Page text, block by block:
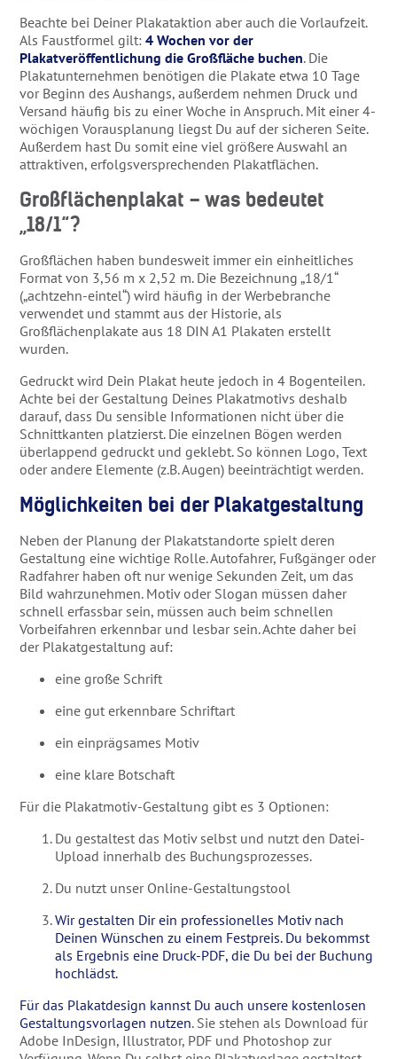
Beachte bei Deiner Plakataktion aber auch die Vorlaufzeit.
Als Faustformel gilt:4 Wochen vor der
Plakatveröffentlichung die Großfläche buchen. Die
Plakatunternehmen benötigen die Plakate etwa 10 Tage
vor Beginn des Aushangs, außerdem nehmen Druck und
Versand häufig bis zu einer Woche in Anspruch. Mit einer 4-
wöchigen Vorausplanung liegst Du auf der sicheren Seite.
Außerdem hast Du somit eine viel größere Auswahl an
attraktiven, erfolgsversprechenden Plakatflächen.
Großflächenplakat – was bedeutet
„18/1“?
Großflächen haben bundesweit immer ein einheitliches
Format von 3,56 m x 2,52 m. Die Bezeichnung „18/1“
(„achtzehn-eintel“) wird häufig in der Werbebranche
verwendet und stammt aus der Historie, als
Großflächenplakate aus 18 DIN A1 Plakaten erstellt
wurden.
Gedruckt wird Dein Plakat heute jedoch in 4 Bogenteilen.
Achte bei der Gestaltung Deines Plakatmotivs deshalb
darauf, dass Du sensible Informationen nicht über die
Schnittkanten platzierst. Die einzelnen Bögen werden
überlappend gedruckt und geklebt. So können Logo, Text
oder andere Elemente (z.B. Augen) beeinträchtigt werden.
Möglichkeiten bei der Plakatgestaltung
Neben der Planung der Plakatstandorte spielt deren
Gestaltung eine wichtige Rolle. Autofahrer, Fußgänger oder
Radfahrer haben oft nur wenige Sekunden Zeit, um das
Bild wahrzunehmen. Motiv oder Slogan müssen daher
schnell erfassbar sein, müssen auch beim schnellen
Vorbeifahren erkennbar und lesbar sein. Achte daher bei
der Plakatgestaltung auf:
eine große Schrift
eine gut erkennbare Schriftart
ein einprägsames Motiv
eine klare Botschaft
Für die Plakatmotiv-Gestaltung gibt es 3 Optionen:
Du gestaltest das Motiv selbst und nutzt den Datei-
Upload innerhalb des Buchungsprozesses.
Du nutzt unser Online-Gestaltungstool
Wir gestalten Dir ein professionelles Motiv nach
Deinen Wünschen zu einem Festpreis. Du bekommst
als Ergebnis eine Druck-PDF, die Du bei der Buchung
hochlädst.
Für das Plakatdesign kannst Du auch unsere kostenlosen
Gestaltungsvorlagen nutzen. Sie stehen als Download für
Adobe InDesign, Illustrator, PDF und Photoshop zur